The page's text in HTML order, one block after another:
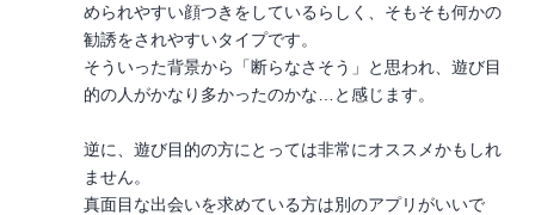
められやすい顔つきをしているらしく、そもそも何かの
勧誘をされやすいタイプです。
そういった背景から「断らなさそう」と思われ、遊び目
的の人がかなり多かったのかな…と感じます。
逆に、遊び目的の方にとっては非常にオススメかもしれ
ません。
真面目な出会いを求めている方は別のアプリがいいで